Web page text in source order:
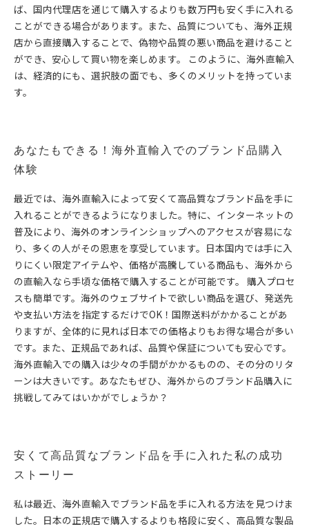
ば、国内代理店を通じて購入するよりも数万円も安く手に入れる
ことができる場合があります。また、品質についても、海外正規
店から直接購入することで、偽物や品質の悪い商品を避けること
ができ、安心して買い物を楽しめます。 このように、海外直輸入
は、経済的にも、選択肢の面でも、多くのメリットを持っていま
す。
あなたもできる！海外直輸入でのブランド品購入
体験
最近では、海外直輸入によって安くて高品質なブランド品を手に
入れることができるようになりました。特に、インターネットの
普及により、海外のオンラインショップへのアクセスが容易にな
り、多くの人がその恩恵を享受しています。日本国内では手に入
りにくい限定アイテムや、価格が高騰している商品も、海外から
の直輸入なら手頃な価格で購入することが可能です。 購入プロセ
スも簡単です。海外のウェブサイトで欲しい商品を選び、発送先
や支払い方法を指定するだけでOK！国際送料がかかることがあ
りますが、全体的に見れば日本での価格よりもお得な場合が多い
です。また、正規品であれば、品質や保証についても安心です。
海外直輸入での購入は少々の手間がかかるものの、その分のリタ
ーンは大きいです。あなたもぜひ、海外からのブランド品購入に
挑戦してみてはいかがでしょうか？
安くて高品質なブランド品を手に入れた私の成功
ストーリー
私は最近、海外直輸入でブランド品を手に入れる方法を見つけま
した。日本の正規店で購入するよりも格段に安く、高品質な製品